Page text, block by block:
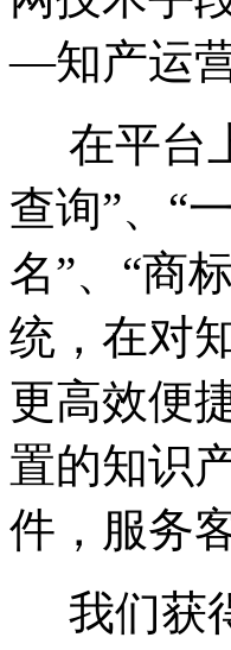
—知产运
在平台
查询”、“
名”、“商
统，在对
更高效便
置的知识
件，服务
我们获